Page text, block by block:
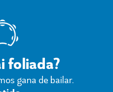
foliada?
gana de bailar.